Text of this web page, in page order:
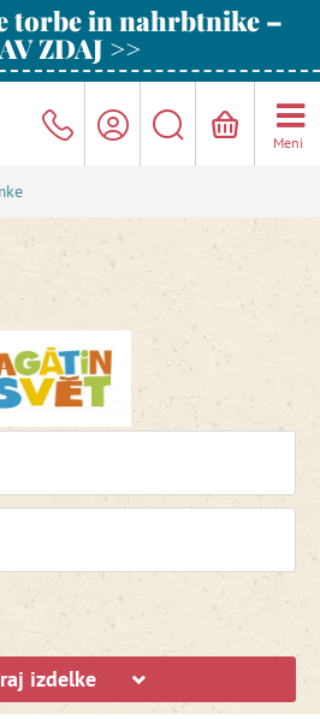
torbe in nahrbtnike –
ZDAJ >>
Meni
izdelke